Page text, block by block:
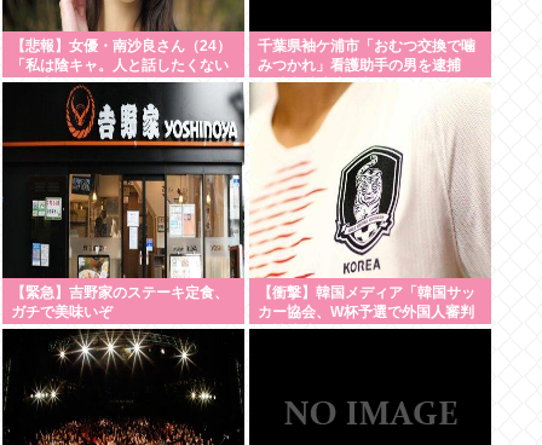
【悲報】女優・南沙良さん（24）
「私は陰キャ。人と話したくない
ので家に引きこもってPCでアニメ
を観ていた
い」・・・・・・・・・
千葉県袖ケ浦市「おむつ交換で噛
みつかれ」看護助手の男を逮捕
90歳入院患者の顔や腹を殴るなど
ケガさせた疑い [8/6]
【緊急】吉野家のステーキ定食、
ガチで美味いぞ
【衝撃】韓国メディア「韓国サッ
カー協会、W杯予選で外国人審判
に性接待」